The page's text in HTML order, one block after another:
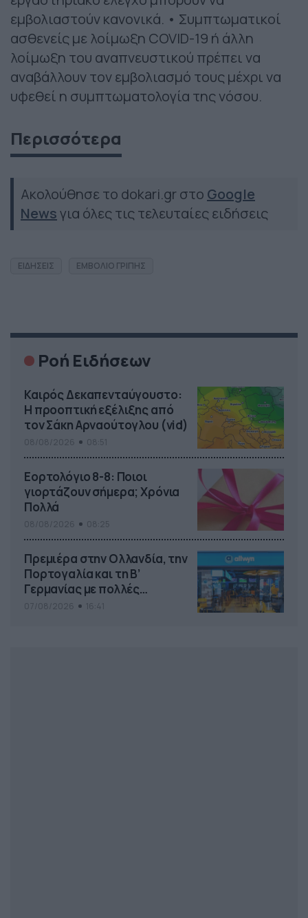
εμβολιαστούν κανονικά. • Συμπτωματικοί
ασθενείς με λοίμωξη COVID-19 ή άλλη
λοίμωξη του αναπνευστικού πρέπει να
αναβάλλουν τον εμβολιασμό τους μέχρι να
υφεθεί η συμπτωματολογία της νόσου.
Περισσότερα
Ακολούθησε το dokari.gr στο Google
Newsγια όλες τις τελευταίες ειδήσεις
ΕΙΔΗΣΕΙΣ ΕΜΒΟΛΙΟ ΓΡΙΠΗΣ
Ροή Ειδήσεων
Καιρός Δεκαπενταύγουστο:
Η προοπτική εξέλιξης από
τον Σάκη Αρναούτογλου (vid)
Εορτολόγιο 8-8: Ποιοι
γιορτάζουν σήμερα; Χρόνια
Πολλά
Πρεμιέρα στην Ολλανδία, την
Πορτογαλία και τη Β’
Γερμανίας με πολλές
στοιχηματικές επιλογές από